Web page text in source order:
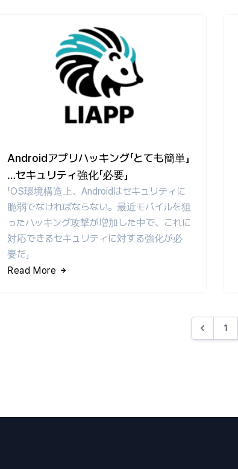
Androidアプリハッキング「とても簡単」
…セキュリティ強化「必要」
「OS環境構造上、Androidはセキュリティに
脆弱でなければならない。最近モバイルを狙
ったハッキン​​グ攻撃が増加した中で、これに
対応できるセキュリティに対する強化が必
要だ」
Read More
1